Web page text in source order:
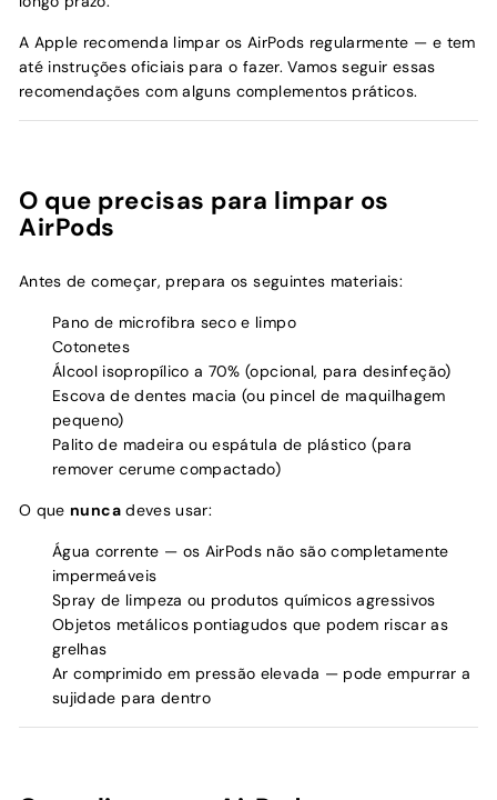
A Apple recomenda limpar os AirPods regularmente — e tem
até instruções oficiais para o fazer. Vamos seguir essas
recomendações com alguns complementos práticos.
O que precisas para limpar os
AirPods
Antes de começar, prepara os seguintes materiais:
Pano de microfibra seco e limpo
Cotonetes
Álcool isopropílico a 70% (opcional, para desinfeção)
Escova de dentes macia (ou pincel de maquilhagem
pequeno)
Palito de madeira ou espátula de plástico (para
remover cerume compactado)
O que nuncadeves usar:
Água corrente — os AirPods não são completamente
impermeáveis
Spray de limpeza ou produtos químicos agressivos
Objetos metálicos pontiagudos que podem riscar as
grelhas
Ar comprimido em pressão elevada — pode empurrar a
sujidade para dentro